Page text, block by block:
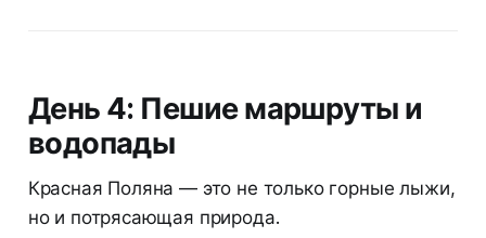
День 4: Пешие маршруты и
водопады
Красная Поляна — это не только горные лыжи,
но и потрясающая природа.